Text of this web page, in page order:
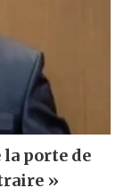
la porte de
»